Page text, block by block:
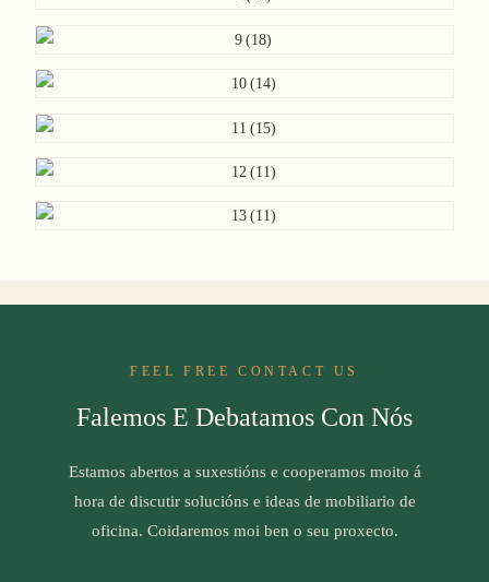
FEEL FREE CONTACT US
Falemos E Debatamos Con Nós
Estamos abertos a suxestións e cooperamos moito á
hora de discutir solucións e ideas de mobiliario de
oficina. Coidaremos moi ben o seu proxecto.